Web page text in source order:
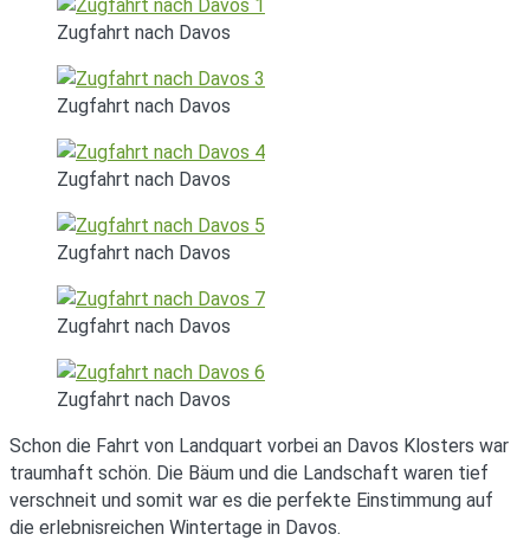
Zugfahrt nach Davos
Zugfahrt nach Davos
Zugfahrt nach Davos
Zugfahrt nach Davos
Zugfahrt nach Davos
Zugfahrt nach Davos
Schon die Fahrt von Landquart vorbei an Davos Klosters war
traumhaft schön. Die Bäum und die Landschaft waren tief
verschneit und somit war es die perfekte Einstimmung auf
die erlebnisreichen Wintertage in Davos.